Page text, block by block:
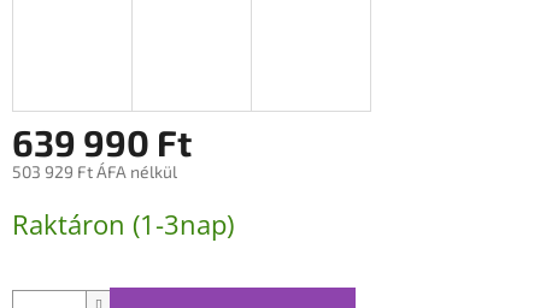
639 990 Ft
503 929 Ft ÁFA nélkül
Raktáron (1-3nap)